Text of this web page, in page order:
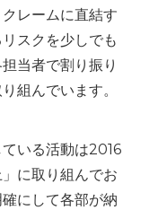
レームに直結す
スクを少しでも
当者で割り振り
組んでいます。
いる活動は2016
に取り組んでお
にして各部が納